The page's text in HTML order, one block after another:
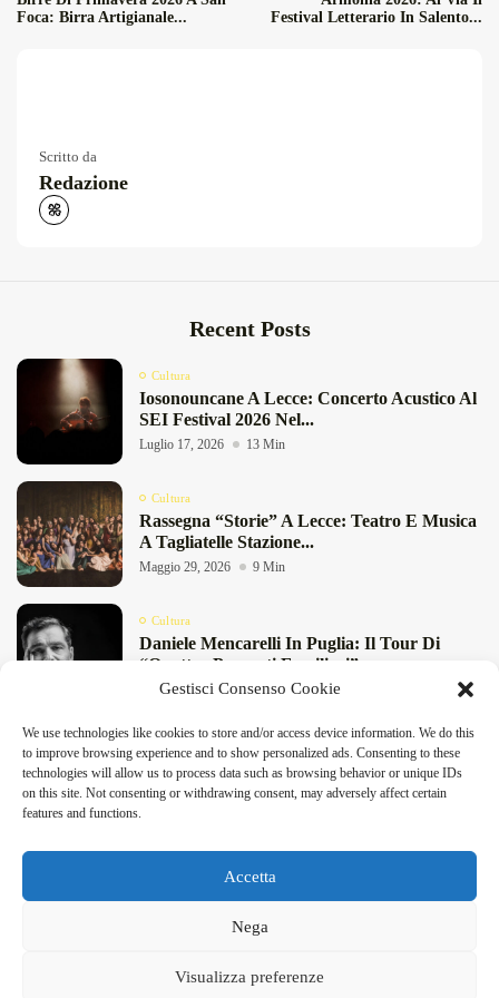
Gestisci Consenso Cookie
We use technologies like cookies to store and/or access device information. We do this
to improve browsing experience and to show personalized ads. Consenting to these
technologies will allow us to process data such as browsing behavior or unique IDs
on this site. Not consenting or withdrawing consent, may adversely affect certain
features and functions.
Accetta
Nega
Visualizza preferenze
DeFinibus 2026 © All rights reserved | Magazine Online
Foca: Birra Artigianale...
Festival Letterario In Salento...
Scritto da
Redazione
Recent Posts
Cultura
Iosonouncane A Lecce: Concerto Acustico Al
SEI Festival 2026 Nel...
Luglio 17, 2026 13 Min
Cultura
Rassegna “Storie” A Lecce: Teatro E Musica
A Tagliatelle Stazione...
Maggio 29, 2026 9 Min
Cultura
Daniele Mencarelli In Puglia: Il Tour Di
“Quattro Presunti Familiari”...
Maggio 27, 2026 8 Min
“Pensieri Divergenti” A Lecce: Nabil Bey
Chiude La Stagione Di...